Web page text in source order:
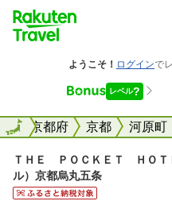
全国京都府 京都 河原町
全国
ＴＨＥ ＰＯＣＫＥＴ ＨＯＴ
ル）京都烏丸五条